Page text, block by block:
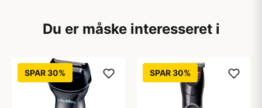
Du er måske interesseret i
SPAR 30% SPAR 30%